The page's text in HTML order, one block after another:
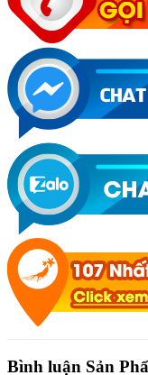
Bình luận Sản